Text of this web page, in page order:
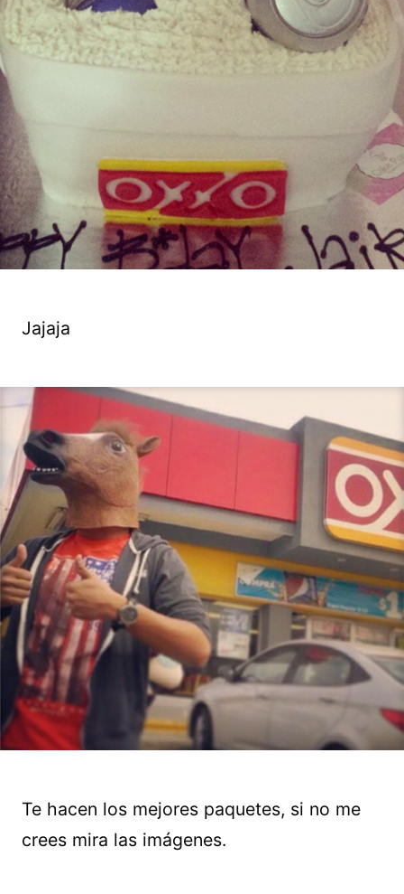
Jajaja
Te hacen los mejores paquetes, si no me
crees mira las imágenes.